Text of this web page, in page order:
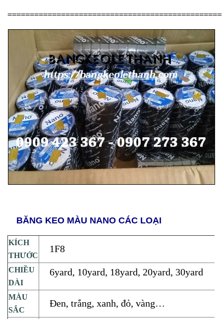
BĂNG KEO MÀU NANO CÁC LOẠI
KÍCH
THƯỚC
1F8
CHIỀU
DÀI
6yard, 10yard, 18yard, 20yard, 30yard
MÀU
SẮC
Đen, trắng, xanh, đỏ, vàng…